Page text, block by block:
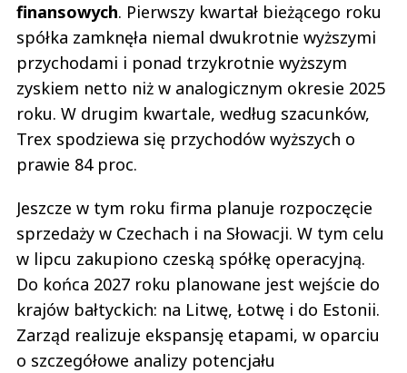
finansowych. Pierwszy kwartał bieżącego roku
spółka zamknęła niemal dwukrotnie wyższymi
przychodami i ponad trzykrotnie wyższym
zyskiem netto niż w analogicznym okresie 2025
roku. W drugim kwartale, według szacunków,
Trex spodziewa się przychodów wyższych o
prawie 84 proc.
Jeszcze w tym roku firma planuje rozpoczęcie
sprzedaży w Czechach i na Słowacji. W tym celu
w lipcu zakupiono czeską spółkę operacyjną.
Do końca 2027 roku planowane jest wejście do
krajów bałtyckich: na Litwę, Łotwę i do Estonii.
Zarząd realizuje ekspansję etapami, w oparciu
o szczegółowe analizy potencjału